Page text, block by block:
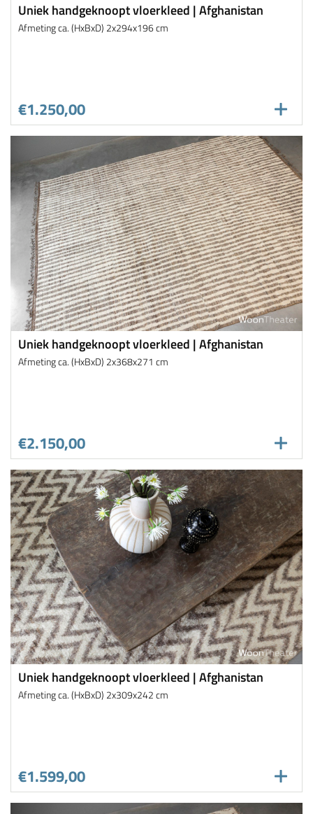
Uniek handgeknoopt vloerkleed | Afghanistan
Afmeting ca. (HxBxD) 2x294x196 cm
€1.250,00
Uniek handgeknoopt vloerkleed | Afghanistan
Afmeting ca. (HxBxD) 2x368x271 cm
€2.150,00
Uniek handgeknoopt vloerkleed | Afghanistan
Afmeting ca. (HxBxD) 2x309x242 cm
€1.599,00